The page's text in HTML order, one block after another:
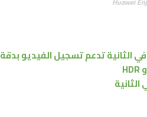
تدعم تسجيل الفيديو بدقة 4K
و HDR